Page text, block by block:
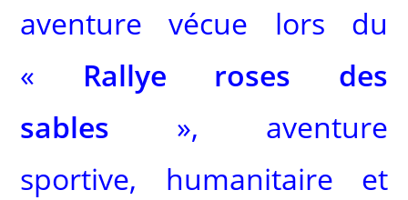
aventure vécue lors du
« Rallye roses des
sables », aventure
sportive, humanitaire et